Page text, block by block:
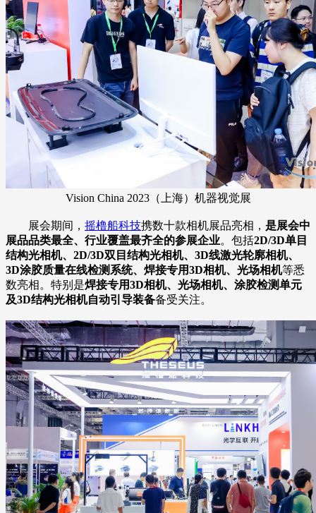
Vision China 2023（上海）机器视觉展
展会期间， 摇橹船科技携数十款相机展品亮相， 是展会中
展品品类最全、行业覆盖最齐全的参展企业。包括2D/3D单目
结构光相机、2D/3D双目结构光相机、3D线激光轮廓相机、
3D涂胶质量在线检测系统、焊接专用3D相机、光场相机等悉
数亮相。特别是焊接专用3D相机、光场相机、涂胶检测单元
及3D结构光相机自动引导装备备受关注。